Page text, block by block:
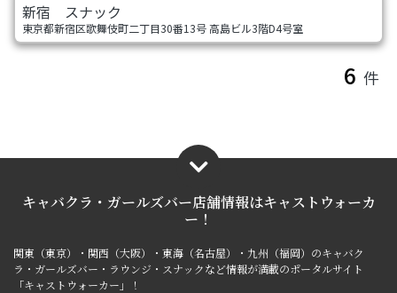
新宿 スナック
東京都新宿区歌舞伎町二丁目30番13号 高島ビル3階D4号室
6 件
キャバクラ・ガールズバー店舗情報はキャストウォーカ
ー！
関東（東京）・関西（大阪）・東海（名古屋）・九州（福岡）のキャバク
ラ・ガールズバー・ラウンジ・スナックなど情報が満載のポータルサイト
「キャストウォーカー」！